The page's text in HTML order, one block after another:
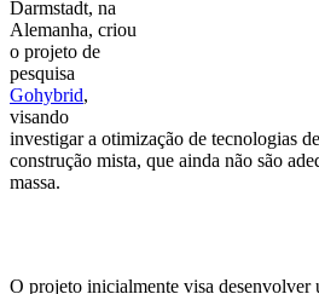
Darmstadt, na
Alemanha, criou
o projeto de
pesquisa
Gohybrid,
visando
investigar a otimização de tecnologias
construção mista, que ainda não são
massa.
O projeto inicialmente visa desenvolver